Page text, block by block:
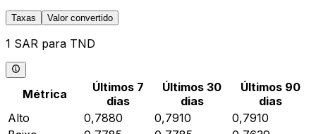
Taxas Valor convertido
1 SAR para TND
Métrica
Últimos 7
dias
Últimos 30
dias
Últimos 90
dias
Alto
0,7880 0,7910
0,7910